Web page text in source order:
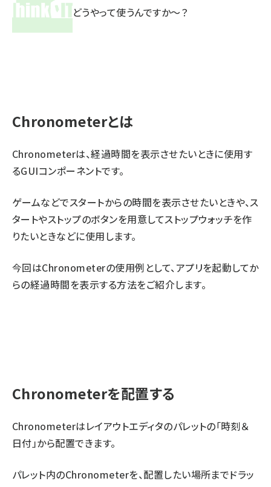
どうやって使うんですか〜？
Chronometerとは
Chronometerは、経過時間を表示させたいときに使用す
るGUIコンポーネントです。
ゲームなどでスタートからの時間を表示させたいときや、ス
タートやストップのボタンを用意してストップウォッチを作
りたいときなどに使用します。
今回はChronometerの使用例として、アプリを起動してか
らの経過時間を表示する方法をご紹介します。
Chronometerを配置する
Chronometerはレイアウトエディタのパレットの「時刻＆
日付」から配置できます。
パレット内のChronometerを、配置したい場所までドラッ